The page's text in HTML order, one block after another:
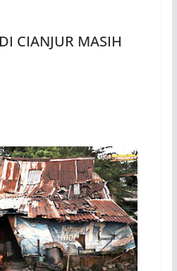
CIANJUR MASIH